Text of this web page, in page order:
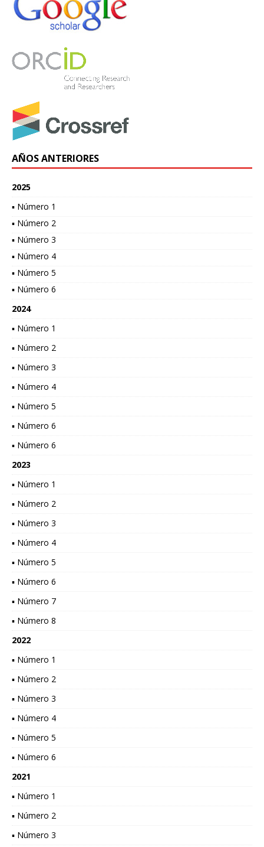
AÑOS ANTERIORES
2025
▪ Número 1
▪ Número 2
▪ Número 3
▪ Número 4
▪ Número 5
▪ Número 6
2024
▪ Número 1
▪ Número 2
▪ Número 3
▪ Número 4
▪ Número 5
▪ Número 6
▪ Número 6
2023
▪ Número 1
▪ Número 2
▪ Número 3
▪ Número 4
▪ Número 5
▪ Número 6
▪ Número 7
▪ Número 8
2022
▪ Número 1
▪ Número 2
▪ Número 3
▪ Número 4
▪ Número 5
▪ Número 6
2021
▪ Número 1
▪ Número 2
▪ Número 3